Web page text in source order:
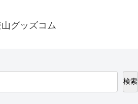
グッズコム
検索